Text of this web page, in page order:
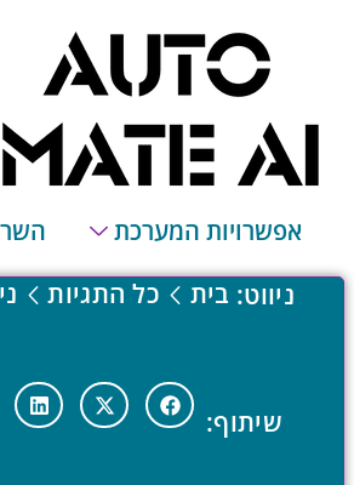
אפשרויות המערכת
ניווט: בית כל התגיות
שיתוף: